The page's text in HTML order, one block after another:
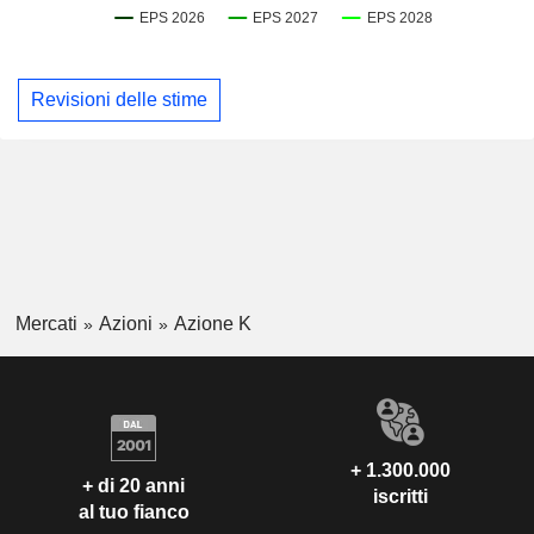
Revisioni delle stime
Mercati Azioni Azione K
+ di 20 anni
al tuo fianco
+ 1.300.000
iscritti